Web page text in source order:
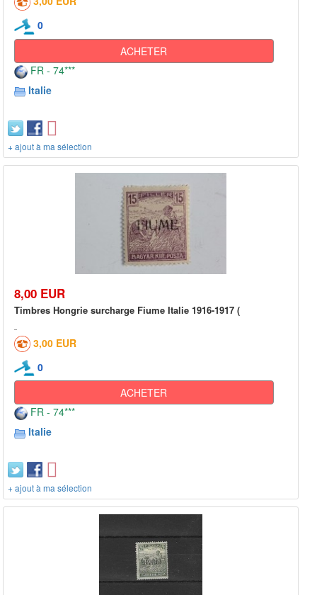
0
ACHETER
FR - 74***
Italie
+ ajout à ma sélection
8,00 EUR
Timbres Hongrie surcharge Fiume Italie 1916-1917 (
3,00 EUR
0
ACHETER
FR - 74***
Italie
+ ajout à ma sélection